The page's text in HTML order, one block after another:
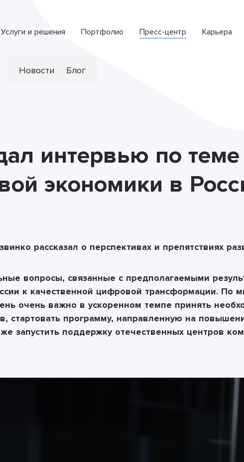
Услуги и решения Портфолио Пресс-центр Карьера
Новости Блог
интервью по теме
экономики в
рассказал о перспективах и препятствиях
вопросы, связанные с предполагаемыми
к качественной цифровой трансформации. По
очень важно в ускоренном темпе принять
стартовать программу, направленную на
запустить поддержку отечественных центров